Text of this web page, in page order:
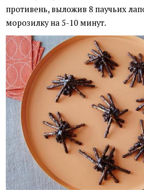
противень, выложив 8 паучьих
морозилку на 5-10 минут.